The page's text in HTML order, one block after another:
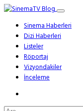
Sinema Haberleri
Dizi Haberleri
Listeler
Röportaj
Vizyondakiler
İnceleme